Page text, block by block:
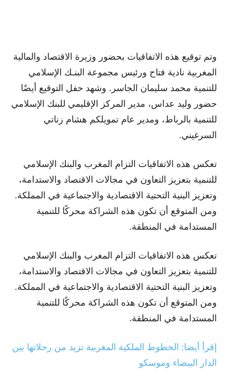
وتم توقيع هذه الاتفاقيات بحضور وزيرة الاقتصاد والمالية
المغربية نادية فتاح ورئيس مجموعة البنـك الإسلامي
للتنمية محمد سليمان الجاسر. وشهد حفل التوقيع أيضًا
حضور وليد عداس، مدير المركز الإقليمي للبنك الإسلامي
للتنمية بالرباط، ومدير عام تمويلكم هشام زناتي
السرغيني.
تعكس هذه الاتفاقيات التزام المغرب والبنك الإسلامي
للتنمية بتعزيز التعاون في مجالات الاقتصاد والاستدامة،
وتعزيز البنية التحتية الاقتصادية والاجتماعية في المملكة.
ومن المتوقع أن تكون هذه الشراكة محركًا للتنمية
المستدامة في المنطقة.
تعكس هذه الاتفاقيات التزام المغرب والبنك الإسلامي
للتنمية بتعزيز التعاون في مجالات الاقتصاد والاستدامة،
وتعزيز البنية التحتية الاقتصادية والاجتماعية في المملكة.
ومن المتوقع أن تكون هذه الشراكة محركًا للتنمية
المستدامة في المنطقة.
إقرأ أيضا: الخطوط الملكية المغربية تزيد من رحلاتها بين
الدار البيضاء وموسكو